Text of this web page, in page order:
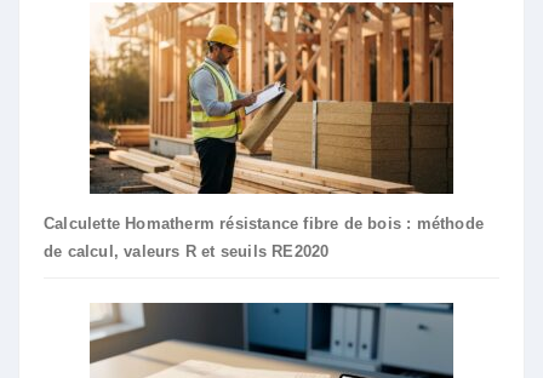
Calculette Homatherm résistance fibre de bois : méthode
de calcul, valeurs R et seuils RE2020